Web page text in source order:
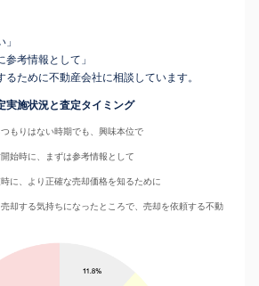
参考情報として」
るために不動産会社に相談しています。
実施状況と査定タイミング
もりはない時期でも、興味本位で
始時に、まずは参考情報として
に、より正確な売却価格を知るために
却する気持ちになったところで、売却を依頼する不動